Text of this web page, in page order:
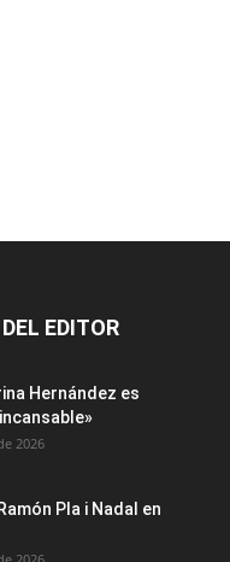
EDITOR
Hernández es
2026
Pla i Nadal en